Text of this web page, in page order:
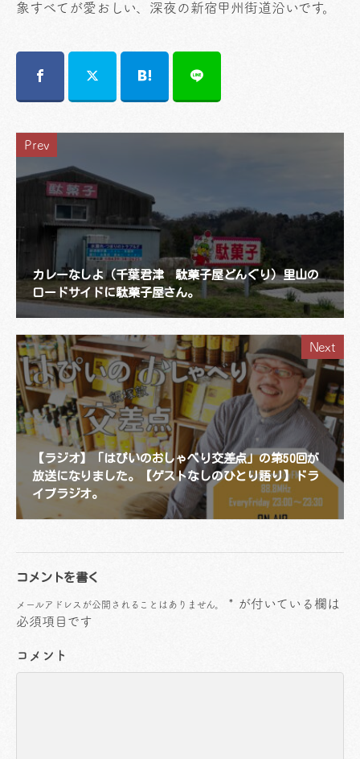
象すべてが愛おしい、深夜の新宿甲州街道沿いです。
Prev
カレーなしよ（千葉君津 駄菓子屋どんぐり）里山の
ロードサイドに駄菓子屋さん。
Next
【ラジオ】「はぴいのおしゃべり交差点」の第50回が
放送になりました。【ゲストなしのひとり語り】ドラ
イブラジオ。
コメントを書く
メールアドレスが公開されることはありません。 * が付いている欄は
必須項目です
コメント